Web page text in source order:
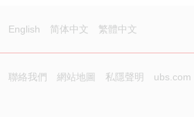
English 简体中文 繁體中文
聯絡我們 網站地圖 私隱聲明 ubs.com